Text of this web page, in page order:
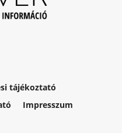
tájékoztató
Impresszum